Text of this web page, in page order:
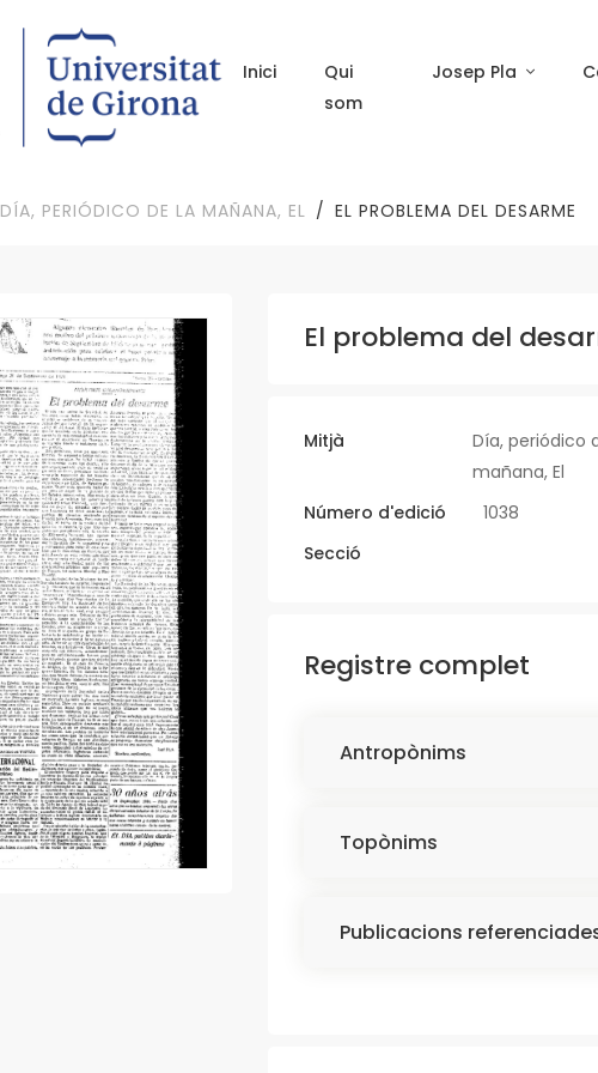
Inici
Qui
som
Josep Pla
DÍA, PERIÓDICO DE LA MAÑANA, EL EL PROBLEMA DEL DESARME
El problema del
Mitjà
Día, periódico
mañana, El
Número d'edició 1038
Secció
Registre complet
Antropònims
Topònims
Publicacions